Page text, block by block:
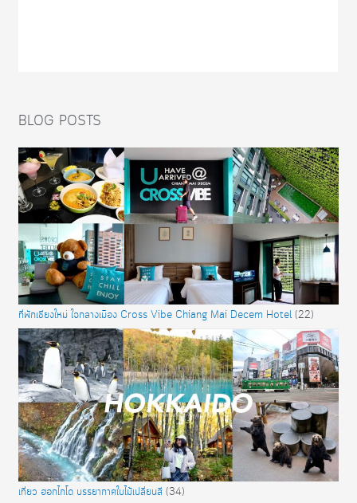
BLOG POSTS
ที่พักเชียงใหม่ ใจกลางเมือง Cross Vibe Chiang Mai Decem Hotel (22)
เที่ยว ฮอกไกโด บรรยากาศใบไม้เปลี่ยนสี (34)